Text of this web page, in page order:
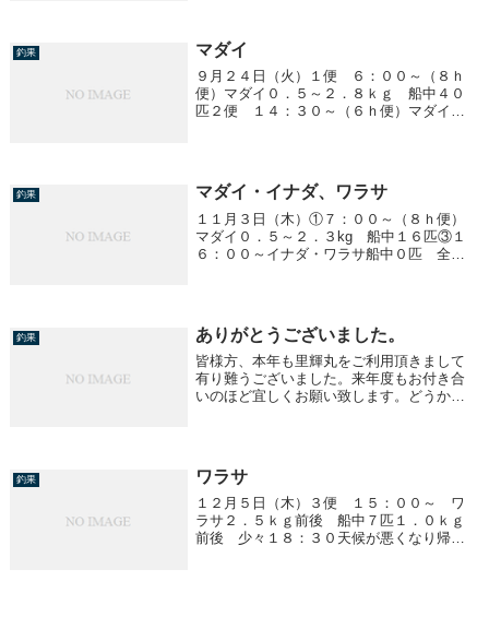
釣果 マダイ
９月２４日（火）１便 ６：００～（８ｈ
便）マダイ０．５～２．８ｋｇ 船中４０
匹２便 １４：３０～（６ｈ便）マダイ
釣果 マダイ・イナダ、ワラサ
１１月３日（木）①７：００～（８ｈ便）
マダイ０．５～２．３kg 船中１６匹③１
６：００～イナダ・ワラサ船中０匹 全く
釣果 ありがとうございました。
皆様方、本年も里輝丸をご利用頂きまして
有り難うございました。来年度もお付き合
いのほど宜しくお願い致します。どうか良
釣果 ワラサ
１２月５日（木）３便 １５：００～ ワ
ラサ２．５ｋｇ前後 船中７匹１．０ｋｇ
前後 少々１８：３０天候が悪くなり帰港